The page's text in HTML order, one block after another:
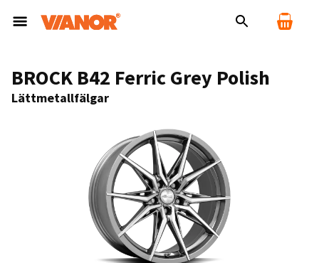
BROCK B42 Ferric Grey Polish
Lättmetallfälgar